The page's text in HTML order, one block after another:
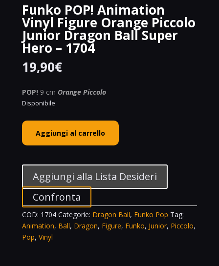
Funko POP! Animation
Vinyl Figure Orange Piccolo
Junior Dragon Ball Super
Hero – 1704
19,90€
POP! 9 cm Orange Piccolo
Disponibile
Funko
POP!
Animation
Orange
Piccolo
Junior
Dragon
Ball
Super
Aggiungi al carrello
Aggiungi alla Lista Desideri
Confronta
COD: 1704 Categorie: Dragon Ball, Funko Pop Tag:
Animation, Ball, Dragon, Figure, Funko, Junior, Piccolo,
Pop, Vinyl